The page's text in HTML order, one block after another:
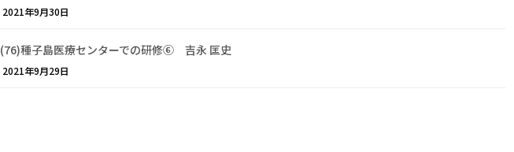
2021年9月30日
(76)種子島医療センターでの研修⑥ 吉永 匡史
2021年9月29日